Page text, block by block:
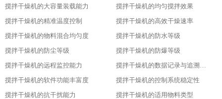
搅拌干燥机的大容量装载能力
搅拌干燥机的均匀搅拌效果
搅拌干燥机的精准温度控制
搅拌干燥机的高效干燥速率
搅拌干燥机的物料混合均匀度
搅拌干燥机的防水等级
搅拌干燥机的防尘等级
搅拌干燥机的防爆等级
搅拌干燥机的远程监控能力
搅拌干燥机的数据记录与追溯功能
搅拌干燥机的软件功能丰富度
搅拌干燥机的控制系统稳定性
搅拌干燥机的抗干扰能力
搅拌干燥机的适用物料类型